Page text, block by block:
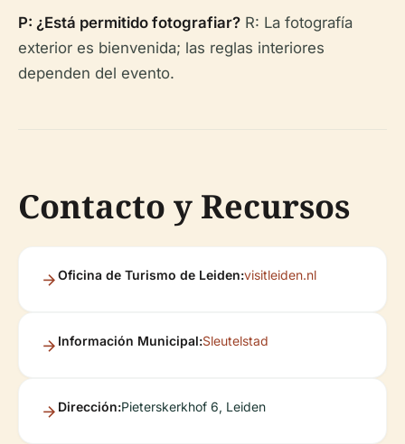
P: ¿Está permitido fotografiar? R: La fotografía
exterior es bienvenida; las reglas interiores
dependen del evento.
Contacto y Recursos
Oficina de Turismo de Leiden:visitleiden.nl
Información Municipal:Sleutelstad
Dirección:Pieterskerkhof 6, Leiden